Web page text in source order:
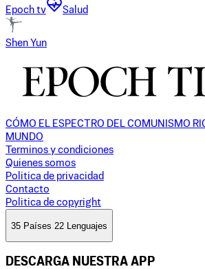
Epoch tv Salud
Shen Yun
CÓMO EL ESPECTRO DEL COMUNISMO
MUNDO
Terminos y condiciones
Quienes somos
Politica de privacidad
Contacto
Politica de copyright
35 Países 22 Lenguajes
DESCARGA NUESTRA APP